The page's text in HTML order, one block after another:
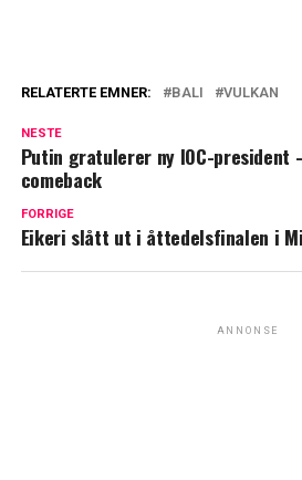
RELATERTE EMNER: BALI VULKAN
NESTE
Putin gratulerer ny IOC-president
comeback
FORRIGE
Eikeri slått ut i åttedelsfinalen i
ANNONSE